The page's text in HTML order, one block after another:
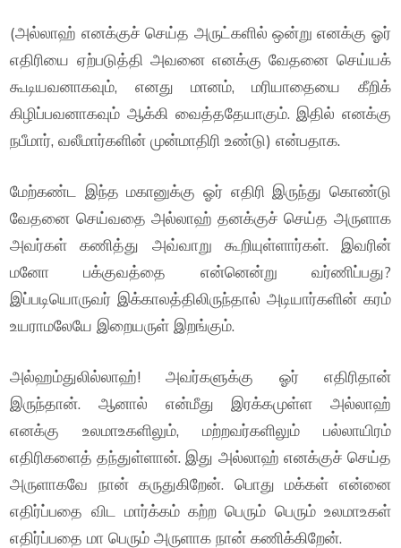
(அல்லாஹ் எனக்குச் செய்த அருட்களில் ஒன்று எனக்கு ஓர்
எதிரியை ஏற்படுத்தி அவனை எனக்கு வேதனை செய்யக்
கூடியவனாகவும், எனது மானம், மரியாதையை கீறிக்
கிழிப்பவனாகவும் ஆக்கி வைத்ததேயாகும். இதில் எனக்கு
நபீமார், வலீமார்களின் முன்மாதிரி உண்டு) என்பதாக.
மேற்கண்ட இந்த மகானுக்கு ஓர் எதிரி இருந்து கொண்டு
வேதனை செய்வதை அல்லாஹ் தனக்குச் செய்த அருளாக
அவர்கள் கணித்து அவ்வாறு கூறியுள்ளார்கள். இவரின்
மனோ பக்குவத்தை என்னென்று வர்ணிப்பது?
இப்படியொருவர் இக்காலத்திலிருந்தால் அடியார்களின் கரம்
உயராமலேயே இறையருள் இறங்கும்.
அல்ஹம்துலில்லாஹ்! அவர்களுக்கு ஓர் எதிரிதான்
இருந்தான். ஆனால் என்மீது இரக்கமுள்ள அல்லாஹ்
எனக்கு உலமாஉகளிலும், மற்றவர்களிலும் பல்லாயிரம்
எதிரிகளைத் தந்துள்ளான். இது அல்லாஹ் எனக்குச் செய்த
அருளாகவே நான் கருதுகிறேன். பொது மக்கள் என்னை
எதிர்ப்பதை விட மார்க்கம் கற்ற பெரும் பெரும் உலமாஉகள்
எதிர்ப்பதை மா பெரும் அருளாக நான் கணிக்கிறேன்.